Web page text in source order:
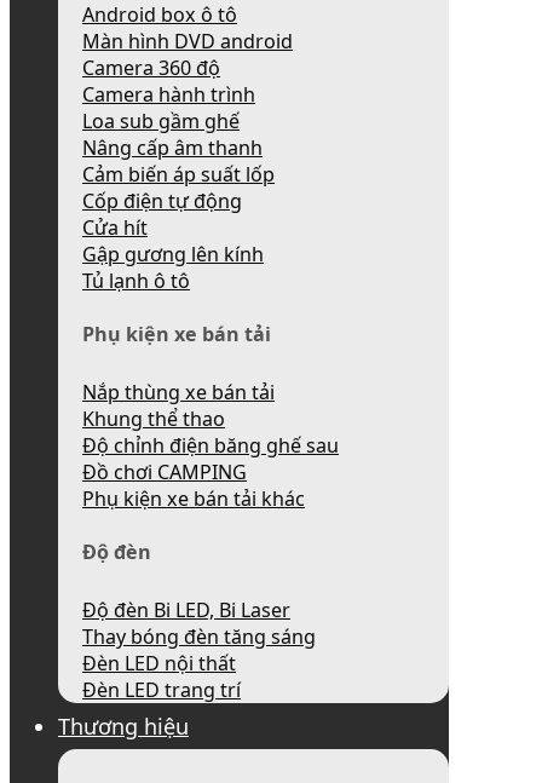
Android box ô tô
Màn hình DVD android
Camera 360 độ
Camera hành trình
Loa sub gầm ghế
Nâng cấp âm thanh
Cảm biến áp suất lốp
Cốp điện tự động
Cửa hít
Gập gương lên kính
Tủ lạnh ô tô
Phụ kiện xe bán tải
Nắp thùng xe bán tải
Khung thể thao
Độ chỉnh điện băng ghế sau
Đồ chơi CAMPING
Phụ kiện xe bán tải khác
Độ đèn
Độ đèn Bi LED, Bi Laser
Thay bóng đèn tăng sáng
Đèn LED nội thất
Đèn LED trang trí
Thương hiệu